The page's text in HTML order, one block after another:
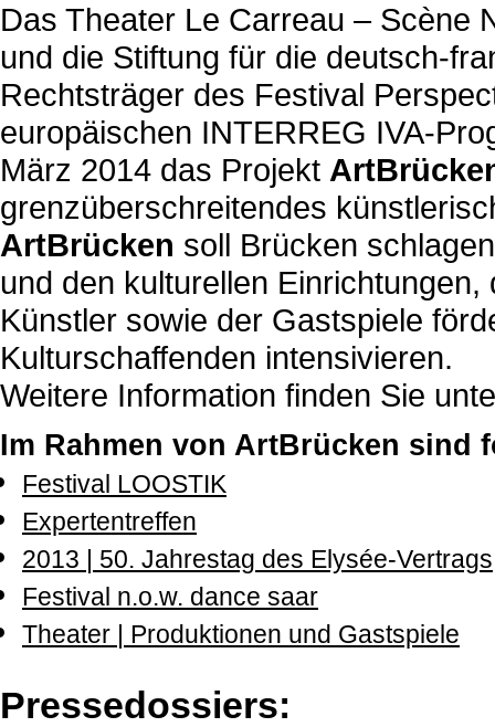
Das Theater Le Carreau – Scène
und die Stiftung für die deutsch-
Rechtsträger des Festival
europäischen INTERREG IVA-
März 2014 das Projekt
grenzüberschreitendes
ArtBrücken soll Brücken
und den kulturellen
Künstler sowie der Gastspiele
Kulturschaffenden intensivieren.
Weitere Information finden Sie
Im Rahmen von ArtBrücken sind
Festival LOOSTIK
Expertentreffen
2013 | 50. Jahrestag des Elysée-Vertrags
Festival n.o.w. dance saar
Theater | Produktionen und Gastspiele
Pressedossiers: